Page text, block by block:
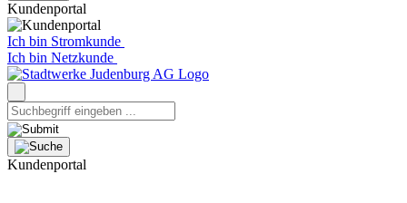
Kundenportal
Ich bin Stromkunde
Ich bin Netzkunde
Kundenportal